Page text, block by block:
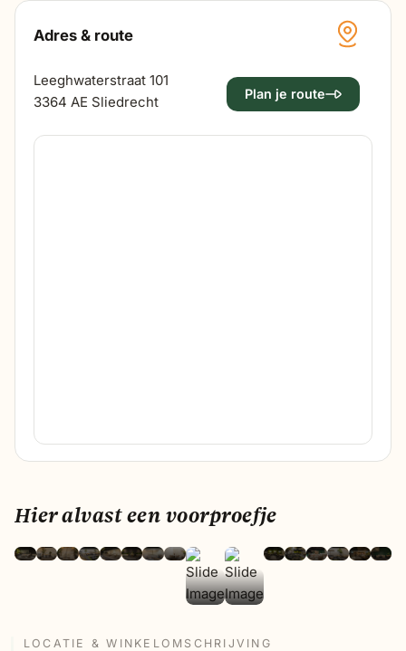
Adres & route
Leeghwaterstraat 101
3364 AE Sliedrecht
Plan je route
Hier alvast een voorproefje
LOCATIE & WINKELOMSCHRIJVING